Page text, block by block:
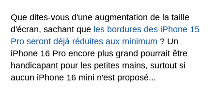
Que dites-vous d'une augmentation de la taille
d'écran, sachant que les bordures des iPhone 15
Pro seront déjà réduites aux minimum ? Un
iPhone 16 Pro encore plus grand pourrait être
handicapant pour les petites mains, surtout si
aucun iPhone 16 mini n'est proposé...